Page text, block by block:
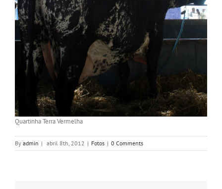
Quartinha Terra Vermelha
By admin | abril 8th, 2012 | Fotos | 0 Comments